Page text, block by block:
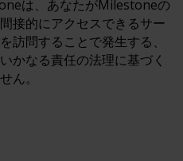
は、あなたがMilestoneの
接的にアクセスできるサー
訪問することで発生する、
かなる責任の法理に基づく
ん。